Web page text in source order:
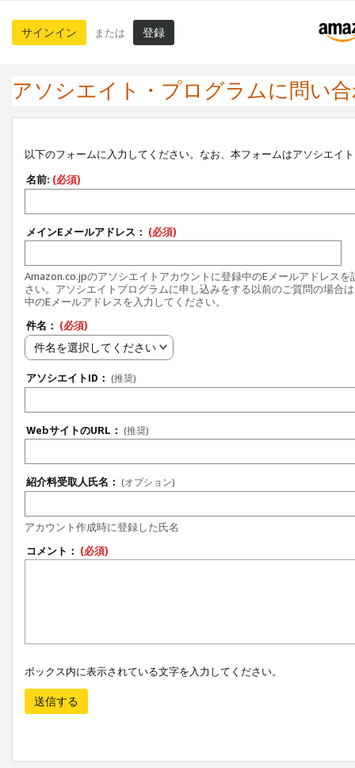
サインイン または 登録
アソシエイト・プログラムに問い
以下のフォームに入力してください。なお、本フォームはアソシエイ
名前: (必須)
メインEメールアドレス： (必須)
Amazon.co.jpのアソシエイトアカウントに登録中のEメールアドレスを
さい。アソシエイトプログラムに申し込みをする以前のご質問の場合
中のEメールアドレスを入力してください。
件名： (必須)
件名を選択してください
アソシエイトID： (推奨)
WebサイトのURL： (推奨)
紹介料受取人氏名： (オプション)
アカウント作成時に登録した氏名
コメント： (必須)
ボックス内に表示されている文字を入力してください。
送信する